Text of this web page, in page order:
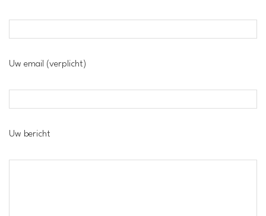
Uw email (verplicht)
Uw bericht